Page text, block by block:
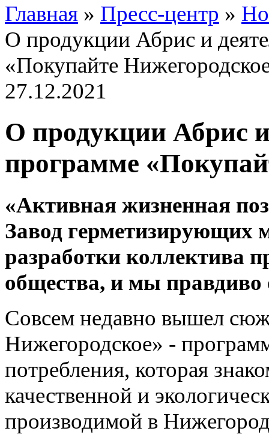
Главная » Пресс-центр »
О продукции Абрис и
«Покупайте
27.12.2021
О продукции Абрис
программе
«Активная жизненная
Завод герметизирующих
разработки коллектива
общества, и мы правдиво
Совсем недавно вышел
Нижегородское» -
потребления, которая
качественной и
производимой в